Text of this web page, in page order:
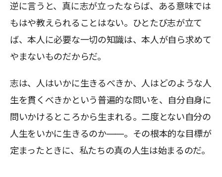
逆に言うと、真に志が立ったならば、ある意味では
もはや教えられることはない。ひとたび志が立て
ば、本人に必要な一切の知識は、本人が自ら求めて
やまないものだからだ。
志は、人はいかに生きるべきか、人はどのような人
生を貫くべきかという普遍的な問いを、自分自身に
問いかけるところから生まれる。二度とない自分の
人生をいかに生きるのか――。その根本的な目標が
定まったときに、私たちの真の人生は始まるのだ。